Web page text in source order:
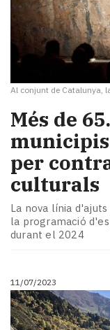
Al conjunt de Catalunya,
Més de
per
culturals
La nova línia
la programació
durant el 2024
11/07/2023